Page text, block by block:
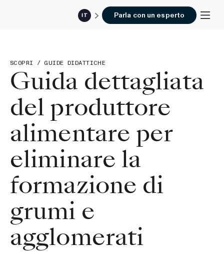
IT Parla con un esperto
SCOPRI / GUIDE DIDATTICHE
Guida dettagliata
del produttore
alimentare per
eliminare la
formazione di
grumi e
agglomerati